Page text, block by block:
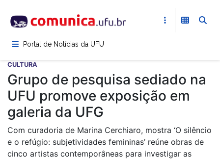
para
conteúdoPortal de Notícias da UFU
CULTURA
Grupo de pesquisa sediado na
UFU promove exposição em
galeria da UFG
Com curadoria de Marina Cerchiaro, mostra ‘O silêncio
e o refúgio: subjetividades femininas’ reúne obras de
cinco artistas contemporâneas para investigar as